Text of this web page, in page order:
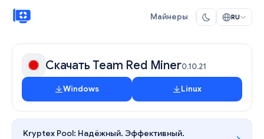
Майнеры RU
Скачать Team Red Miner0.10.21
Windows Linux
Kryptex Pool: Надёжный. Эффективный.